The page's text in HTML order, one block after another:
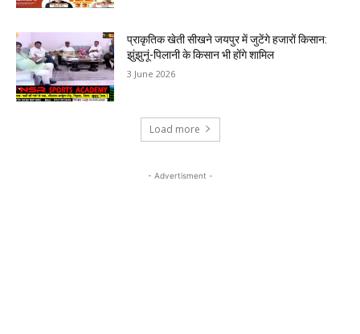
प्राकृतिक खेती सीखने जयपुर में जुटेंगे हजारों किसान:
झुंझुनूं-पिलानी के किसान भी होंगे शामिल
3 June 2026
Load more
- Advertisment -